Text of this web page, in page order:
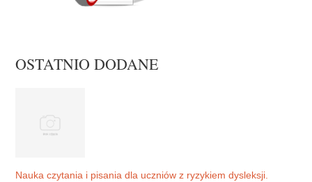
OSTATNIO DODANE
Nauka czytania i pisania dla uczniów z ryzykiem dysleksji.